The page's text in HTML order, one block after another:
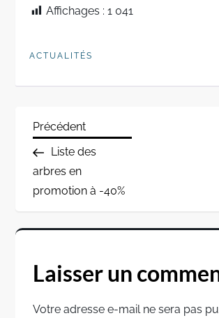
Affichages : 1 041
ACTUALITÉS
N
a
v
i
g
a
Previous
Post
Précédent
Liste des
arbres en
promotion à -40%
Laisser un
Votre adresse e-mail ne sera pas